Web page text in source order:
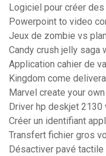
Logiciel pour créer
Powerpoint to video
Jeux de zombie vs
Candy crush jelly saga
Application cahier de
Kingdom come
Marvel create your
Driver hp deskjet
Créer un identifiant
Transfert fichier gros
Désactiver pavé